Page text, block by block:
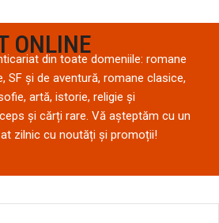
ONLINE
din toate domeniile: romane
SF și de aventură, romane clasice,
artă, istorie, religie și
și cărți rare. Vă așteptăm cu un
zilnic cu noutăți și promoții!